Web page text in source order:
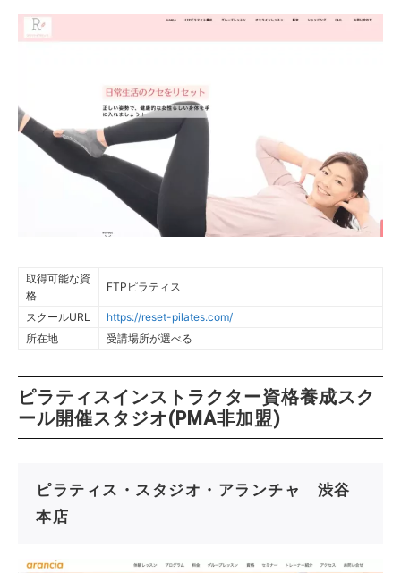
取得可能な資
格
FTPピラティス
スクールURL
https://reset-pilates.com/
所在地
受講場所が選べる
ピラティスインストラクター資格養成スク
ール開催スタジオ(PMA非加盟)
ピラティス・スタジオ・アランチャ 渋谷
本店